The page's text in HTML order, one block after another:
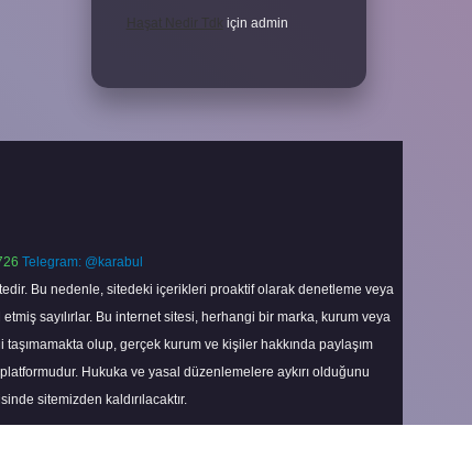
Haşat Nedir Tdk için admin
Telegram: @karabul
Bu nedenle, sitedeki içerikleri proaktif olarak denetleme veya
sayılırlar. Bu internet sitesi, herhangi bir marka, kurum veya
olup, gerçek kurum ve kişiler hakkında paylaşım
Hukuka ve yasal düzenlemelere aykırı olduğunu
sitemizden kaldırılacaktır.